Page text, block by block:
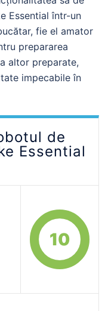
Essential într-un
fie el amator
prepararea
altor preparate,
impecabile în
de
Essential
10